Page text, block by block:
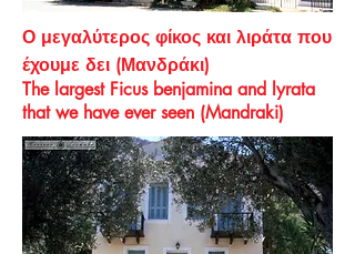
Ο μεγαλύτερος φίκος και λιράτα που
έχουμε δει (Μανδράκι)
The largest Ficus benjamina and lyrata
that we have ever seen (Mandraki)